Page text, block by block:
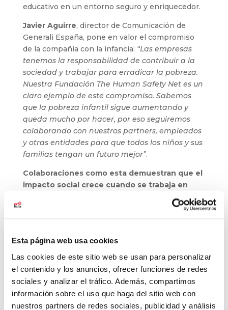
Esta página web usa cookies
Las cookies de este sitio web se usan para personalizar
el contenido y los anuncios, ofrecer funciones de redes
sociales y analizar el tráfico. Además, compartimos
información sobre el uso que haga del sitio web con
nuestros partners de redes sociales, publicidad y análisis
educativo en un entorno seguro y enriquecedor.
Javier Aguirre, director de Comunicación de
Generali España, pone en valor el compromiso
de la compañía con la infancia: “Las empresas
tenemos la responsabilidad de contribuir a la
sociedad y trabajar para erradicar la pobreza.
Nuestra Fundación The Human Safety Net es un
claro ejemplo de este compromiso. Sabemos
que la pobreza infantil sigue aumentando y
queda mucho por hacer, por eso seguiremos
colaborando con nuestros partners, empleados
y otras entidades para que todos los niños y sus
familias tengan un futuro mejor”.
Colaboraciones como esta demuestran que el
impacto social crece cuando se trabaja en
. Año tras año, nuestro compromiso
avanzando juntos, porque el cambio real solo
es posible cuando sumamos esfuerzos.
¿Quieres saber más sobre nuestro trabajo con
la infancia?Descubre cómo tu empresa puede
colaborar con Baliaaquí.